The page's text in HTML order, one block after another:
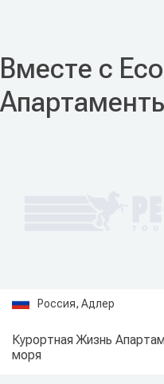
Вместе с
Россия, Адлер
Курортная Жизнь
моря